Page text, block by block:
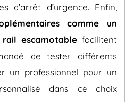
d’arrêt d’urgence. Enfin,
comme un
escamotablefacilitent
de tester différents
un professionnel pour un
dans ce choix